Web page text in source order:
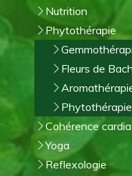
Nutrition
Phytothérapie
Fleurs de Bach
Phytothérapie
Cohérence
Yoga
Reflexologie